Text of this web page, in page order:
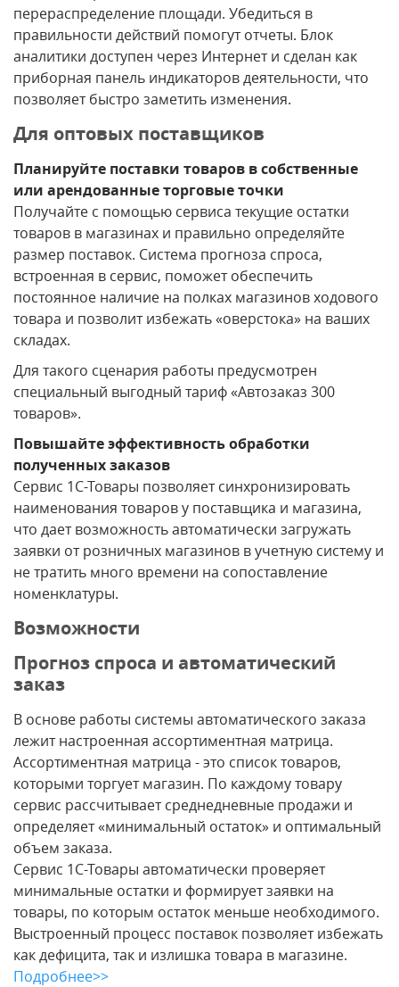
перераспределение площади. Убедиться в
правильности действий помогут отчеты. Блок
аналитики доступен через Интернет и сделан как
приборная панель индикаторов деятельности, что
позволяет быстро заметить изменения.
Для оптовых поставщиков
Планируйте поставки товаров в собственные
или арендованные торговые точки
Получайте с помощью сервиса текущие остатки
товаров в магазинах и правильно определяйте
размер поставок. Система прогноза спроса,
встроенная в сервис, поможет обеспечить
постоянное наличие на полках магазинов ходового
товара и позволит избежать «оверстока» на ваших
складах.
Для такого сценария работы предусмотрен
специальный выгодный тариф «Автозаказ 300
товаров».
Повышайте эффективность обработки
полученных заказов
Сервис 1С-Товары позволяет синхронизировать
наименования товаров у поставщика и магазина,
что дает возможность автоматически загружать
заявки от розничных магазинов в учетную систему и
не тратить много времени на сопоставление
номенклатуры.
Возможности
Прогноз спроса и автоматический
заказ
В основе работы системы автоматического заказа
лежит настроенная ассортиментная матрица.
Ассортиментная матрица - это список товаров,
которыми торгует магазин. По каждому товару
сервис рассчитывает среднедневные продажи и
определяет «минимальный остаток» и оптимальный
объем заказа.
Сервис 1С-Товары автоматически проверяет
минимальные остатки и формирует заявки на
товары, по которым остаток меньше необходимого.
Выстроенный процесс поставок позволяет избежать
как дефицита, так и излишка товара в магазине.
Подробнее>>